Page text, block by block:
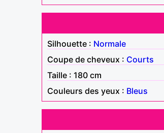
Silhouette : Normale
Coupe de cheveux : Courts
Taille : 180 cm
Couleurs des yeux : Bleus